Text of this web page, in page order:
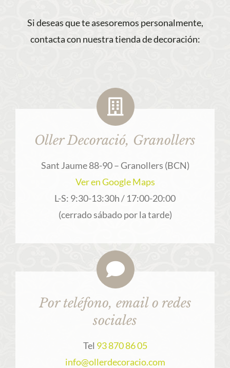
Si deseas que te asesoremos personalmente,
contacta con nuestra tienda de decoración:
Oller Decoració, Granollers
Sant Jaume 88-90 – Granollers (BCN)
Ver en Google Maps
L-S: 9:30-13:30h / 17:00-20:00
(cerrado sábado por la tarde)
Por teléfono, email o redes
sociales
Tel 93 870 86 05
info@ollerdecoracio.com